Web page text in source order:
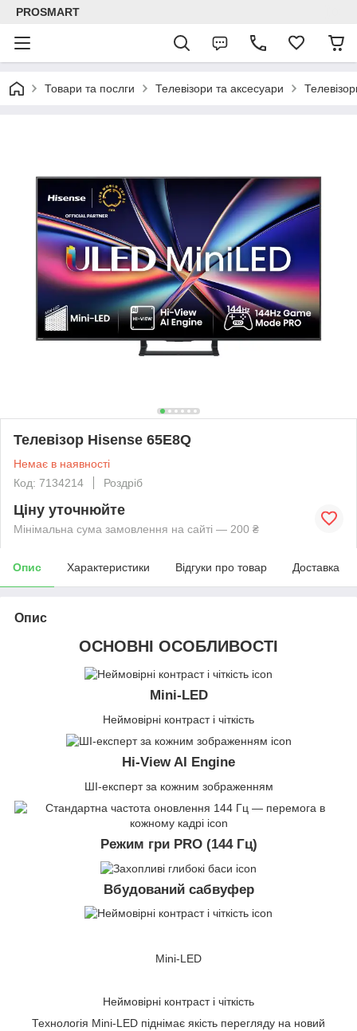
PROSMART
Товари та послги Телевізори та аксесуари
Телевізор Hisense 65E8Q
Немає в наявності
Код: 7134214
Роздріб
Ціну уточнюйте
Мінімальна сума замовлення на сайті — 200 ₴
Опис Характеристики Відгуки про товар Доставка
Опис
ОСНОВНІ ОСОБЛИВОСТІ
Mini-LED
Неймовірні контраст і чіткість
Hi-View AI Engine
ШІ-експерт за кожним зображенням
Режим гри PRO (144 Гц)
Вбудований сабвуфер
Mini-LED
Неймовірні контраст і чіткість
Технологія Mini-LED піднімає якість перегляду на новий